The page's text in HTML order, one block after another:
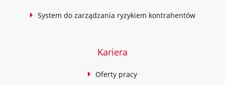
System do zarządzania ryzykiem kontrahentów
Kariera
Oferty pracy